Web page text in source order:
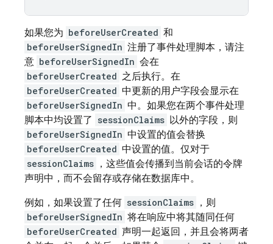
如果您为 beforeUserCreated 和
beforeUserSignedIn 注册了事件处理脚本，请注
意 beforeUserSignedIn 会在
beforeUserCreated 之后执行。在
beforeUserCreated 中更新的用户字段会显示在
beforeUserSignedIn 中。如果您在两个事件处理
脚本中均设置了 sessionClaims 以外的字段，则
beforeUserSignedIn 中设置的值会替换
beforeUserCreated 中设置的值。仅对于
sessionClaims ，这些值会传播到当前会话的令牌
声明中，而不会留存或存储在数据库中。
例如，如果设置了任何 sessionClaims ，则
beforeUserSignedIn 将在响应中将其随同任何
beforeUserCreated 声明一起返回，并且会将两者